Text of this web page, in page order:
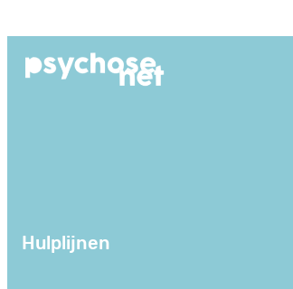
de
Hulplijnen